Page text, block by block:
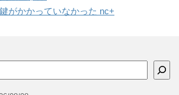
がかかっていなかった nc+